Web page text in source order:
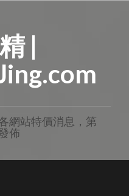
|
網站特價消息，第
佈